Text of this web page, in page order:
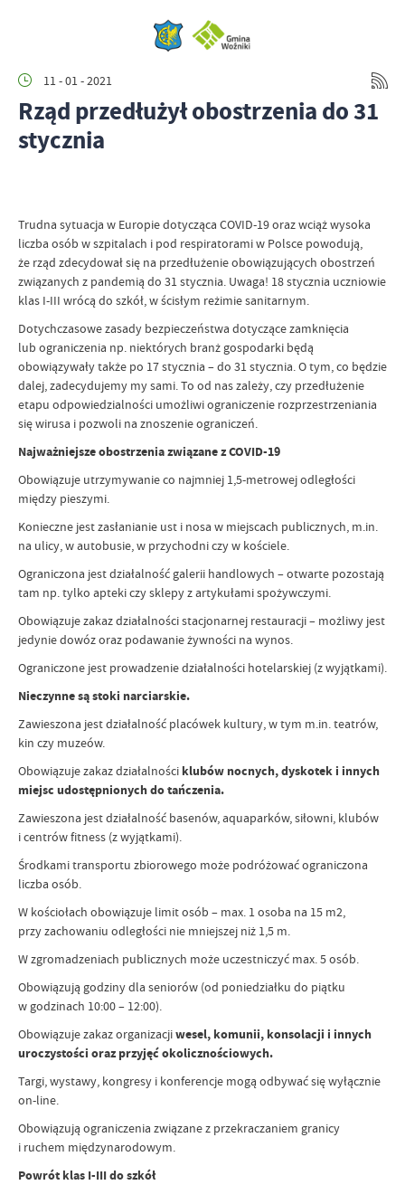
11 - 01 - 2021
Rząd przedłużył obostrzenia do 31
stycznia
Trudna sytuacja w Europie dotycząca COVID-19 oraz wciąż wysoka
liczba osób w szpitalach i pod respiratorami w Polsce powodują,
że rząd zdecydował się na przedłużenie obowiązujących obostrzeń
związanych z pandemią do 31 stycznia. Uwaga! 18 stycznia uczniowie
klas I-III wrócą do szkół, w ścisłym reżimie sanitarnym.
Dotychczasowe zasady bezpieczeństwa dotyczące zamknięcia
lub ograniczenia np. niektórych branż gospodarki będą
obowiązywały także po 17 stycznia – do 31 stycznia. O tym, co będzie
dalej, zadecydujemy my sami. To od nas zależy, czy przedłużenie
etapu odpowiedzialności umożliwi ograniczenie rozprzestrzeniania
się wirusa i pozwoli na znoszenie ograniczeń.
Najważniejsze obostrzenia związane z COVID-19
Obowiązuje utrzymywanie co najmniej 1,5-metrowej odległości
między pieszymi.
Konieczne jest zasłanianie ust i nosa w miejscach publicznych, m.in.
na ulicy, w autobusie, w przychodni czy w kościele.
Ograniczona jest działalność galerii handlowych – otwarte pozostają
tam np. tylko apteki czy sklepy z artykułami spożywczymi.
Obowiązuje zakaz działalności stacjonarnej restauracji – możliwy jest
jedynie dowóz oraz podawanie żywności na wynos.
Ograniczone jest prowadzenie działalności hotelarskiej (z wyjątkami).
Nieczynne są stoki narciarskie.
Zawieszona jest działalność placówek kultury, w tym m.in. teatrów,
kin czy muzeów.
Obowiązuje zakaz działalności klubów nocnych, dyskotek i innych
miejsc udostępnionych do tańczenia.
Zawieszona jest działalność basenów, aquaparków, siłowni, klubów
i centrów fitness (z wyjątkami).
Środkami transportu zbiorowego może podróżować ograniczona
liczba osób.
W kościołach obowiązuje limit osób – max. 1 osoba na 15 m2,
przyzachowaniu odległości nie mniejszej niż 1,5 m.
W zgromadzeniach publicznych może uczestniczyć max. 5 osób.
Obowiązują godziny dla seniorów (od poniedziałku do piątku
w godzinach 10:00 – 12:00).
Obowiązuje zakaz organizacjiwesel, komunii, konsolacji i innych
uroczystości oraz przyjęć okolicznościowych.
Targi, wystawy, kongresy i konferencje mogą odbywać się wyłącznie
on-line.
Obowiązują ograniczenia związane z przekraczaniem granicy
i ruchem międzynarodowym.
Powrót klas I-III do szkół